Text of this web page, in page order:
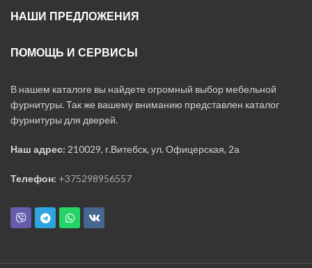
НАШИ ПРЕДЛОЖЕНИЯ
ПОМОЩЬ И СЕРВИСЫ
В нашем каталоге вы найдете огромный выбор мебельной
фурнитуры. Так же вашему вниманию представлен каталог
фурнитуры для дверей.
Наш адрес: 210029, г.Витебск, ул. Офицерская, 2а
Телефон: +375298956557